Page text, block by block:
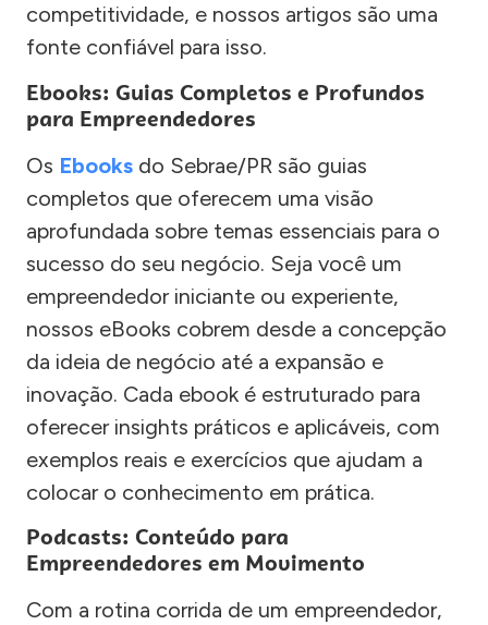
competitividade, e nossos artigos são uma
fonte confiável para isso.
Ebooks: Guias Completos e Profundos
para Empreendedores
Os Ebooks do Sebrae/PR são guias
completos que oferecem uma visão
aprofundada sobre temas essenciais para o
sucesso do seu negócio. Seja você um
empreendedor iniciante ou experiente,
nossos eBooks cobrem desde a concepção
da ideia de negócio até a expansão e
inovação. Cada ebook é estruturado para
oferecer insights práticos e aplicáveis, com
exemplos reais e exercícios que ajudam a
colocar o conhecimento em prática.
Podcasts: Conteúdo para
Empreendedores em Movimento
Com a rotina corrida de um empreendedor,